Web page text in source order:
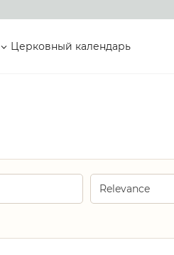
Церковный календарь